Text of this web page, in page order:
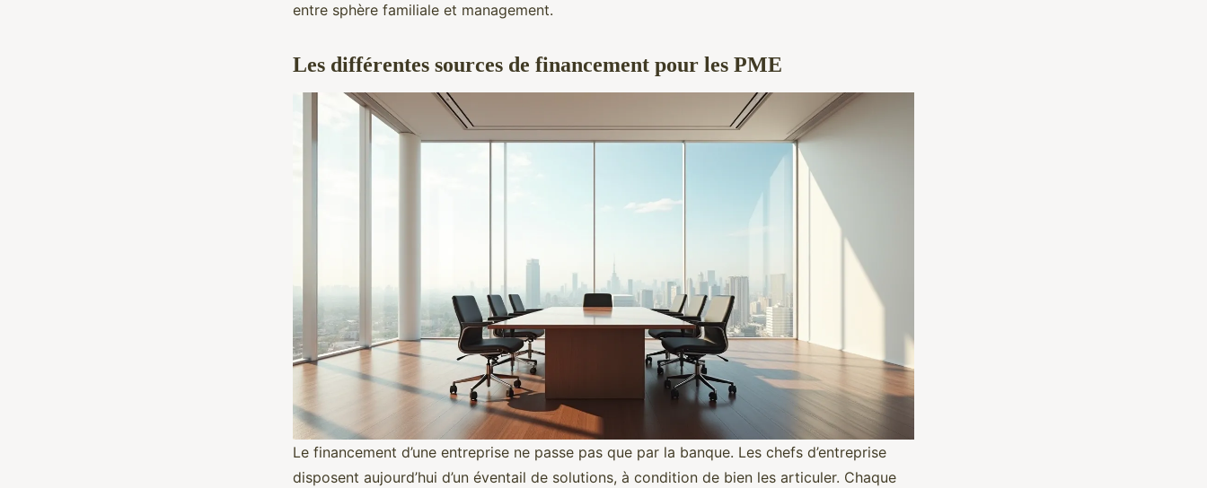
entre sphère familiale et management.
Les différentes sources de financement pour les PME
Le financement d’une entreprise ne passe pas que par la banque. Les chefs d’entreprise
disposent aujourd’hui d’un éventail de solutions, à condition de bien les articuler. Chaque